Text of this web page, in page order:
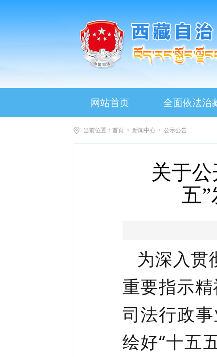
网站首页 全面依法治
当前位置： 首页 > 新闻中心 > 公示公告
关于
五
为深入贯
重要指示
司法行政
绘好“十五